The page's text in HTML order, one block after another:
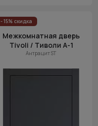
- 15% скидка
Межкомнатная дверь
Tivoli / Тиволи А-1
Антрацит ST